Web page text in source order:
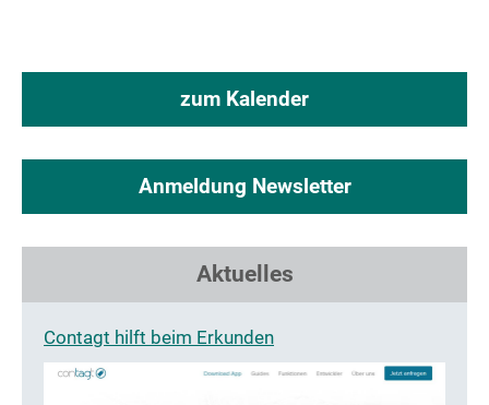
zum Kalender
Anmeldung Newsletter
Aktuelles
Contagt hilft beim Erkunden